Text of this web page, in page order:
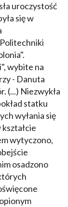
uroczystość
się w
wybite na
- Danuta
(...) Niezwykła
statku
wyłania się
wytyczono,
osadzono